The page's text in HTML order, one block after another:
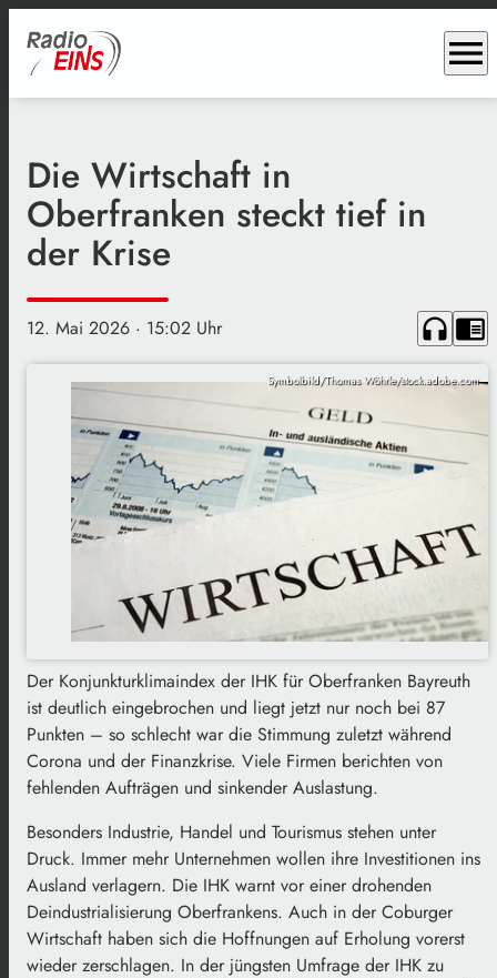
menu
Die Wirtschaft in
Oberfranken steckt tief in
der Krise
12. Mai 2026 · 15:02 Uhr headphones chrome_reader_mode
Symbolbild/Thomas Wöhrle/stock.adobe.com
Der Konjunkturklimaindex der IHK für Oberfranken Bayreuth
ist deutlich eingebrochen und liegt jetzt nur noch bei 87
Punkten – so schlecht war die Stimmung zuletzt während
Corona und der Finanzkrise. Viele Firmen berichten von
fehlenden Aufträgen und sinkender Auslastung.
Besonders Industrie, Handel und Tourismus stehen unter
Druck. Immer mehr Unternehmen wollen ihre Investitionen ins
Ausland verlagern. Die IHK warnt vor einer drohenden
Deindustrialisierung Oberfrankens. Auch in der Coburger
Wirtschaft haben sich die Hoffnungen auf Erholung vorerst
wieder zerschlagen. In der jüngsten Umfrage der IHK zu